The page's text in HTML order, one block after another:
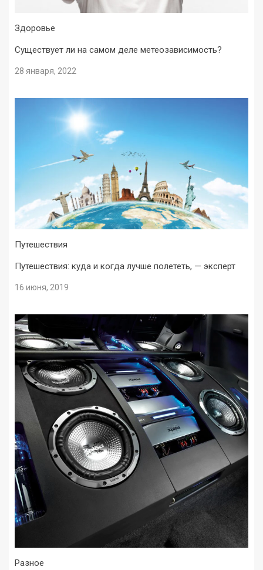
Здоровье
Существует ли на самом деле метеозависимость?
28 января, 2022
Путешествия
Путешествия: куда и когда лучше полететь, — эксперт
16 июня, 2019
Разное